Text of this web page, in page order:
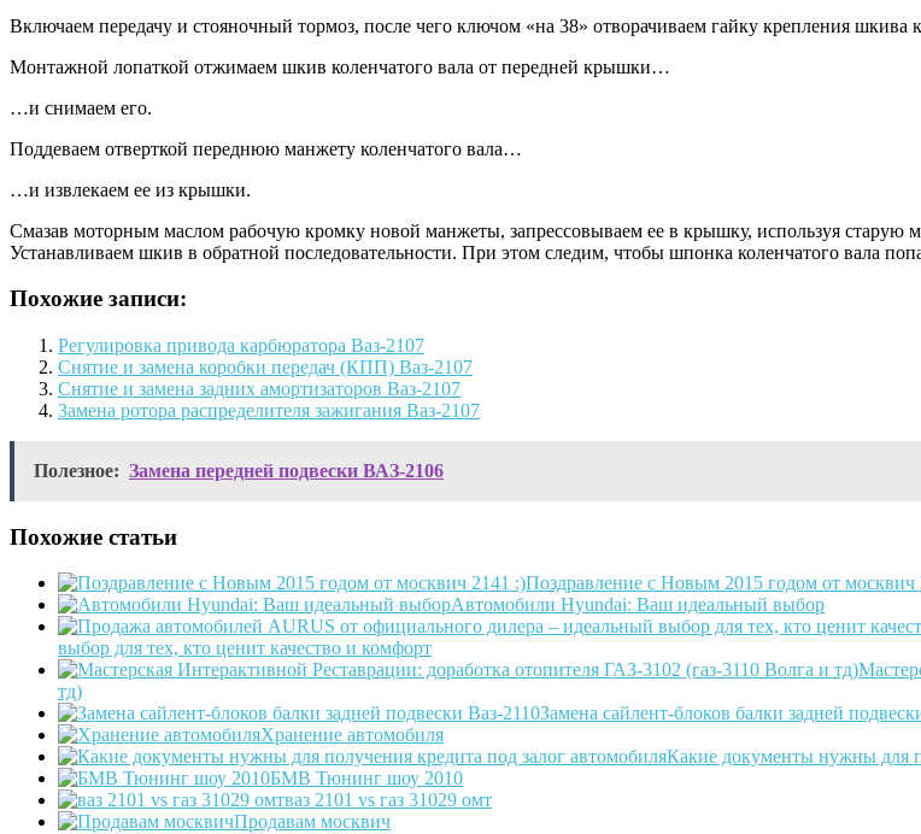
Включаем передачу и стояночный тормоз, после чего ключом «на 38» отворачиваем гайку крепления шкива
Монтажной лопаткой отжимаем шкив коленчатого вала от передней крышки…
…и снимаем его.
Поддеваем отверткой переднюю манжету коленчатого вала…
…и извлекаем ее из крышки.
Смазав моторным маслом рабочую кромку новой манжеты, запрессовываем ее в крышку, используя старую
Устанавливаем шкив в обратной последовательности. При этом следим, чтобы шпонка коленчатого вала
Похожие записи:
Регулировка привода карбюратора Ваз-2107
Снятие и замена коробки передач (КПП) Ваз-2107
Снятие и замена задних амортизаторов Ваз-2107
Замена ротора распределителя зажигания Ваз-2107
Полезное: Замена передней подвески ВАЗ-2106
Похожие статьи
Поздравление с Новым 2015 годом от москвич
Автомобили Hyundai: Ваш идеальный выбор
выбор для тех, кто ценит качество и комфорт
тд)
Замена сайлент-блоков балки задней
Хранение автомобиля
Какие документы нужны для
БМВ Тюнинг шоу 2010
ваз 2101 vs газ 31029 омт
Продавам москвич